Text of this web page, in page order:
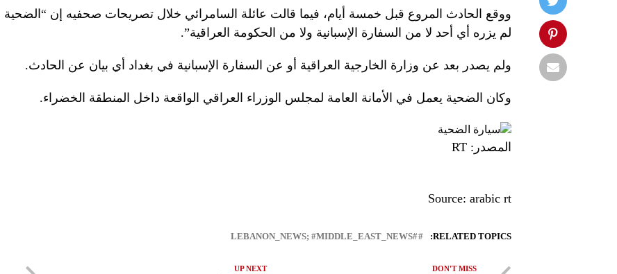
ووقع الحادث المروع قبل خمسة أيام، فيما قالت عائلة السامرائي خلال تصريحات صحفيه إن “الضحية
لم يزره أي أحد لا من السفارة الإسبانية ولا من الحكومة العراقية”.
ولم يصدر بعد عن وزارة الخارجية العراقية أو عن السفارة الإسبانية في بغداد أي بيان عن الحادث.
وكان الضحية يعمل في الأمانة العامة لمجلس الوزراء العراقي الواقعة داخل المنطقة الخضراء.
سيارة الضحية
المصدر: RT
Source: arabic rt
RELATED TOPICS:
#LEBANON_NEWS; #MIDDLE_EAST_NEWS
UP NEXT DON'T MISS